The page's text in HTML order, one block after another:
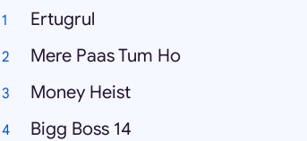
Ertugrul
Mere Paas Tum Ho
Money Heist
Bigg Boss 14